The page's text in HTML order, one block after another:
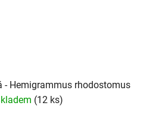
- Hemigrammus rhodostomus
(12 ks)